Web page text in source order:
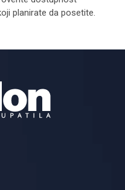
planirate da posetite.